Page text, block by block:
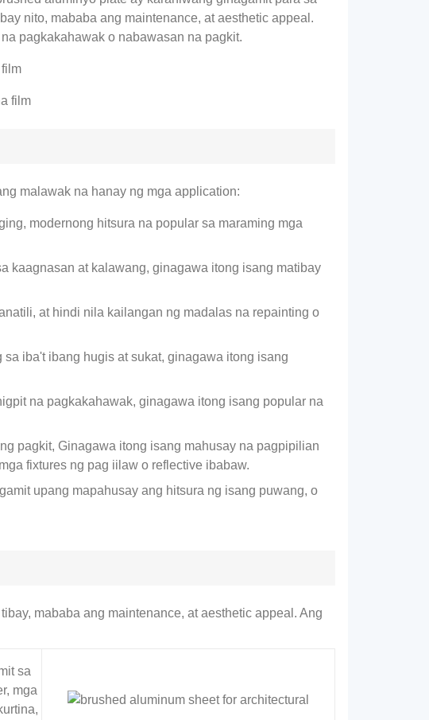
nito, mababa ang maintenance, at aesthetic appeal.
pagkakahawak o nabawasan na pagkit.
film
malawak na hanay ng mga application:
modernong hitsura na popular sa maraming mga
kaagnasan at kalawang, ginagawa itong isang matibay
at hindi nila kailangan ng madalas na repainting o
iba't ibang hugis at sukat, ginagawa itong isang
na pagkakahawak, ginagawa itong isang popular na
pagkit, Ginagawa itong isang mahusay na pagpipilian
fixtures ng pag iilaw o reflective ibabaw.
upang mapahusay ang hitsura ng isang puwang, o
mababa ang maintenance, at aesthetic appeal. Ang
sa
mga